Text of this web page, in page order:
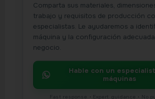
Comparta sus materiales,
trabajo y requisitos de producción
especialistas. Le ayudaremos a
máquina y la configuración
negocio.
Hable con un
máquinas